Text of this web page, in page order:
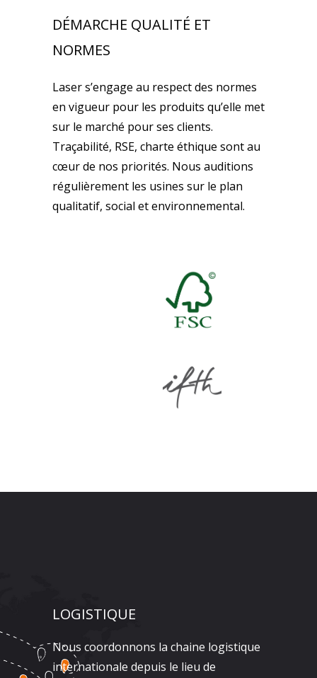
DÉMARCHE QUALITÉ ET
NORMES
Laser s’engage au respect des normes
en vigueur pour les produits qu’elle met
sur le marché pour ses clients.
Traçabilité, RSE, charte éthique sont au
cœur de nos priorités. Nous auditions
régulièrement les usines sur le plan
qualitatif, social et environnemental.
LOGISTIQUE
Nous coordonnons la chaine logistique
internationale depuis le lieu de